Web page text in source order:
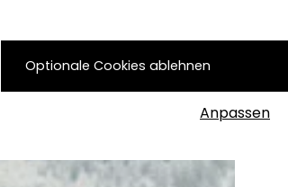
Optionale Cookies ablehnen
Anpassen